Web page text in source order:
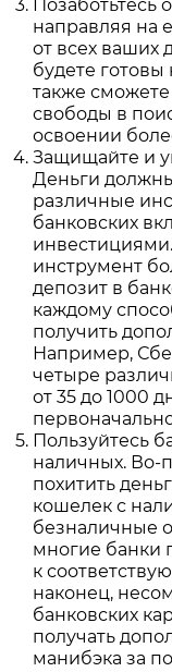
Позаботьтесь
направляя на
от всех ваших
будете
также
свободы в
освоении
Защищайте и
Деньги
различные
банковских
инструмент
депозит в
каждому
получить
Например,
четыре
от 35 до 1000
Пользуйтесь
наличных. Во-
похитить
кошелек с
безналичные
многие банки
к
наконец,
банковских
получать
манибэка за